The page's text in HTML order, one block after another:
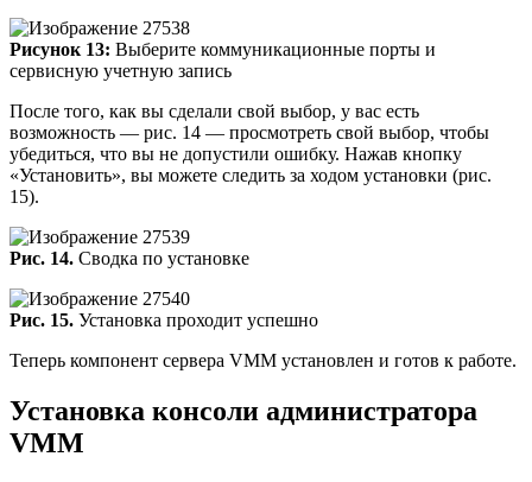
Рисунок 13: Выберите коммуникационные порты и
сервисную учетную запись
После того, как вы сделали свой выбор, у вас есть
возможность — рис. 14 — просмотреть свой выбор, чтобы
убедиться, что вы не допустили ошибку. Нажав кнопку
«Установить», вы можете следить за ходом установки (рис.
15).
Рис. 14. Сводка по установке
Рис. 15. Установка проходит успешно
Теперь компонент сервера VMM установлен и готов к работе.
Установка консоли администратора
VMM